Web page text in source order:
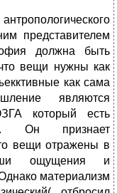
представителем
должна быть
вещи нужны как
как сама
являются
который есть
Он признает
вещи отражены в
ощущения и
материализм